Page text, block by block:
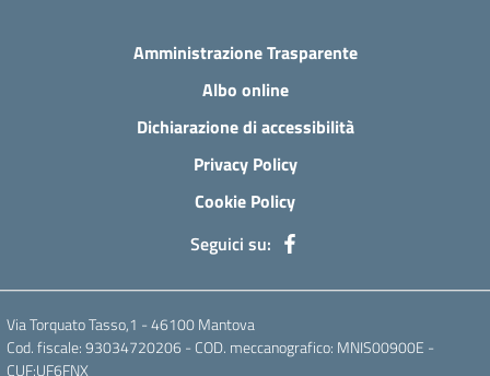
Amministrazione Trasparente
Albo online
Dichiarazione di accessibilità
Privacy Policy
Cookie Policy
Seguici su:
Via Torquato Tasso,1 - 46100 Mantova
Cod. fiscale: 93034720206 - COD. meccanografico: MNIS00900E -
CUF:UF6FNX